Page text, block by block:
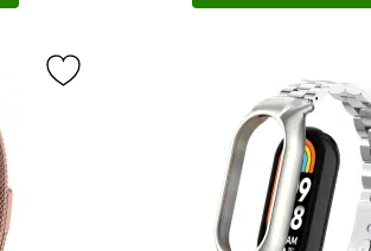
Milanese Loop Metall Svart som favorit
Markera xiaomi Smart Band 8